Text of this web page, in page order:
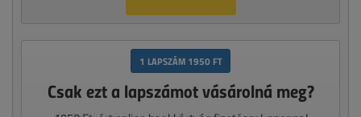
1 LAPSZÁM 1950 FT
Csak ezt a lapszámot vásárolná meg?